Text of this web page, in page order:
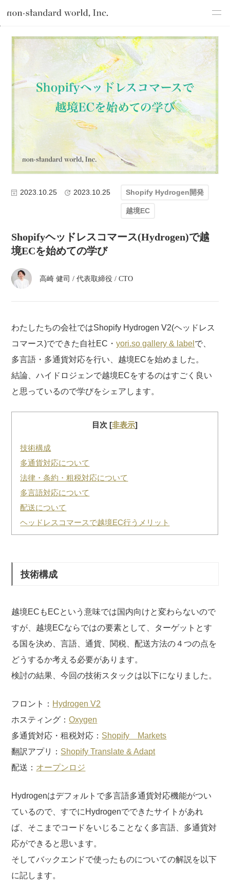
about
csr
service
works
flow
shop
blog
recruit
TOP ブログ テクノロジー Shopify開発 ヘッドレスコマース
2023.10.25 2023.10.25 Shopify Hydrogen開発
越境EC
Shopifyヘッドレスコマース(Hydrogen)で越
境ECを始めての学び
高崎 健司 /代表取締役 / CTO
わたしたちの会社ではShopify Hydrogen V2(ヘッドレス
コマース)でできた自社EC・yori.so gallery & label で、
多言語・多通貨対応を行い、越境ECを始めました。
結論、ハイドロジェンで越境ECをするのはすごく良い
と思っているので学びをシェアします。
目次[非表示]
技術構成
多通貨対応について
法律・条約・粗税対応について
多言語対応について
配送について
ヘッドレスコマースで越境EC行うメリット
技術構成
越境ECもECという意味では国内向けと変わらないので
すが、越境ECならではの要素として、ターゲットとす
る国を決め、言語、通貨、関税、配送方法の４つの点を
どうするか考える必要があります。
検討の結果、今回の技術スタックは以下になりました。
フロント： Hydrogen V2
ホスティング：Oxygen
多通貨対応・租税対応： Shopify Markets
翻訳アプリ： Shopify Translate & Adapt
配送： オープンロジ
Hydrogenはデフォルトで多言語多通貨対応機能がつい
ているので、すでにHydrogenでできたサイトがあれ
ば、そこまでコードをいじることなく多言語、多通貨対
応ができると思います。
そしてバックエンドで使ったものについての解説を以下
に記します。